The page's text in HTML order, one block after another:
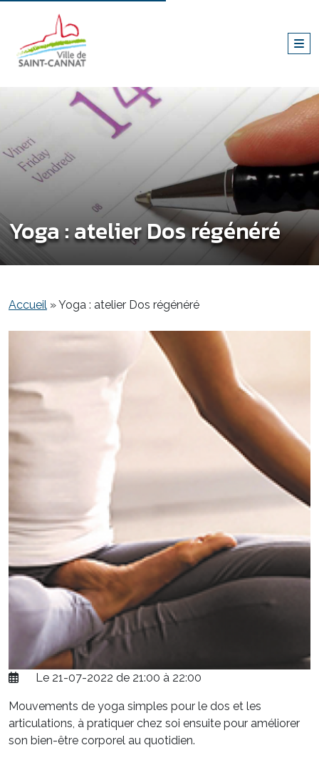
Yoga : atelier Dos régénéré
Accueil »Yoga : atelier Dos régénéré
Le 21-07-2022 de 21:00 à 22:00
Mouvements de yoga simples pour le dos et les
articulations, à pratiquer chez soi ensuite pour améliorer
son bien-être corporel au quotidien.